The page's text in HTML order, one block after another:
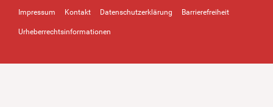
Impressum Kontakt Datenschutzerklärung Barrierefreiheit
Urheberrechtsinformationen